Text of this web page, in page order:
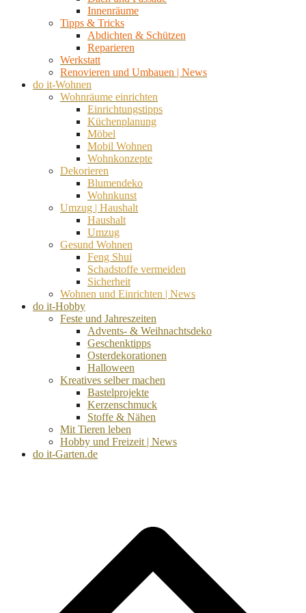
Innenräume
Tipps & Tricks
Abdichten & Schützen
Reparieren
Werkstatt
Renovieren und Umbauen | News
do it-Wohnen
Wohnräume einrichten
Einrichtungstipps
Küchenplanung
Möbel
Mobil Wohnen
Wohnkonzepte
Dekorieren
Blumendeko
Wohnkunst
Umzug | Haushalt
Haushalt
Umzug
Gesund Wohnen
Feng Shui
Schadstoffe vermeiden
Sicherheit
Wohnen und Einrichten | News
do it-Hobby
Feste und Jahreszeiten
Advents- & Weihnachtsdeko
Geschenktipps
Osterdekorationen
Halloween
Kreatives selber machen
Bastelprojekte
Kerzenschmuck
Stoffe & Nähen
Mit Tieren leben
Hobby und Freizeit | News
do it-Garten.de